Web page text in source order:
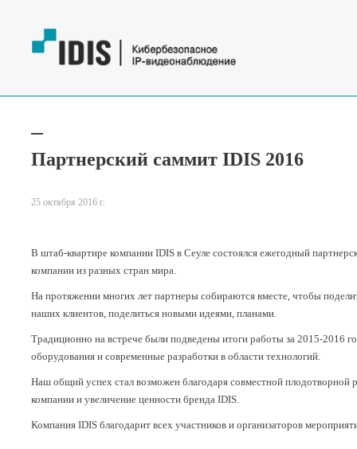
Партнерский саммит IDIS 2016
25 октября 2016 г.
В штаб-квартире компании IDIS в Сеуле состоялcя ежегодный
компании из разных стран мира.
На протяжении многих лет партнеры собираются вместе, чтобы
наших клиентов, поделиться новыми идеями, планами.
Традиционно на встрече были подведены итоги работы за 2015-2016
оборудования и современные разработки в области технологий.
Наш общий успех стал возможен благодаря совместной плодотворной
компании и увеличение ценности бренда IDIS.
Компания IDIS благодарит всех участников и организаторов